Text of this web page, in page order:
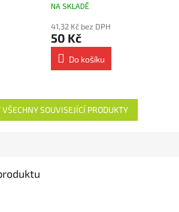
NA SKLADĚ
41,32 Kč bez DPH
50 Kč
Do košíku
SOUVISEJÍCÍ PRODUKTY